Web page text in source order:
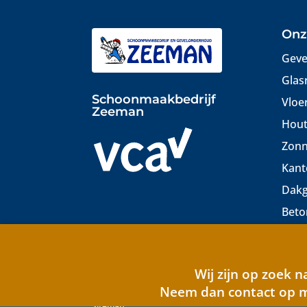
Schoonmaakbedrijf
Zeeman
Ontwerp, realisatie en beheer: Pixelsz Webdesign
Wij zijn op zoek
Neem dan contact op